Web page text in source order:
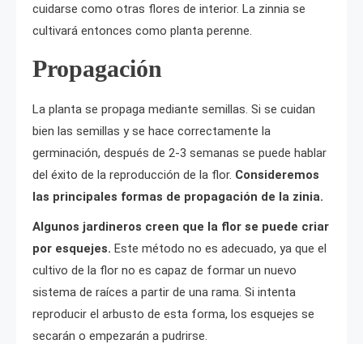
cuidarse como otras flores de interior. La zinnia se
cultivará entonces como planta perenne.
Propagación
La planta se propaga mediante semillas. Si se cuidan
bien las semillas y se hace correctamente la
germinación, después de 2-3 semanas se puede hablar
del éxito de la reproducción de la flor. Consideremos
las principales formas de propagación de la zinia.
Algunos jardineros creen que la flor se puede criar
por esquejes. Este método no es adecuado, ya que el
cultivo de la flor no es capaz de formar un nuevo
sistema de raíces a partir de una rama. Si intenta
reproducir el arbusto de esta forma, los esquejes se
secarán o empezarán a pudrirse.